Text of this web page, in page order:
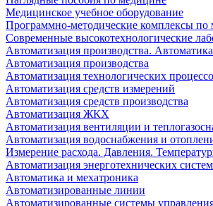
Медицинское учебное оборудование
Программно-методические комплексы по
Современные высокотехнологические
Автоматизация производства.
Автоматизация производства
Автоматизация технологических
Автоматизация средств измерений
Автоматизация средств производства
Автоматизация ЖКХ
Автоматизация вентиляции и
Автоматизация водоснабжения и
Измерение расхода. Давления.
Автоматизация энерготехнических систем
Автоматика и мехатроника
Автоматизированные линии
Автоматизированные системы